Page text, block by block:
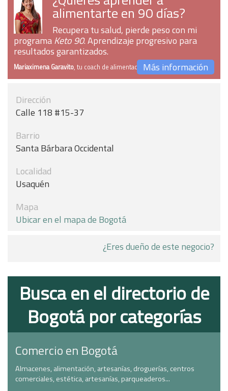
alimentarte en 90 días?
Recupera tu salud, pierde peso con mi
programaKeto 90. Aprendizaje progresivo para
resultados garantizados.
Mariaximena Garavito, tu coach de alimentaciónMás información
Dirección
Calle 118 #15-37
Barrio
Santa Bárbara Occidental
Localidad
Usaquén
Mapa
Ubicar en el mapa de Bogotá
¿Eres dueño de este negocio?
Busca en el directorio de
Bogotá por categorías
Comercio en Bogotá
Almacenes, alimentación, artesanías, droguerías, centros
comerciales, estética, artesanías, parqueaderos...